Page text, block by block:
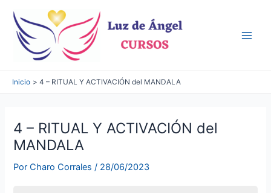
contenido
Inicio 4 – RITUAL Y ACTIVACIÓN del MANDALA
4 – RITUAL Y ACTIVACIÓN del
MANDALA
PorCharo Corrales/ 28/06/2023